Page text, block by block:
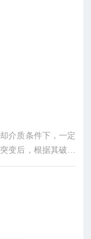
介质条件下，一定
变后，根据其破损